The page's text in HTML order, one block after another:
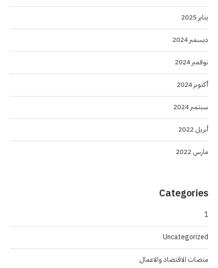
يناير 2025
ديسمبر 2024
نوفمبر 2024
أكتوبر 2024
سبتمبر 2024
أبريل 2022
مارس 2022
Categories
1
Uncategorized
منصات الاقتصاد والاعمال